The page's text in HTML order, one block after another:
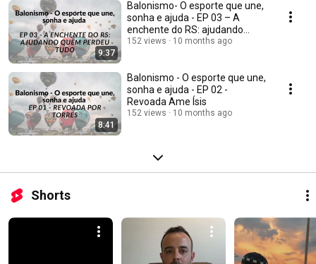
9:37
Balonismo- O esporte que une,
sonha e ajuda - EP 03 – A
enchente do RS: ajudando
quem perdeu tudo
152 views 10 months ago
8:41
Balonismo - O esporte que une,
sonha e ajuda - EP 02 -
Revoada Ame Ísis
152 views 10 months ago
Shorts